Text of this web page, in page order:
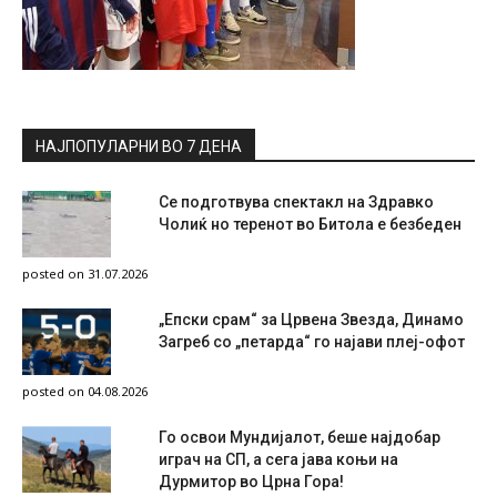
НАЈПОПУЛАРНИ ВО 7 ДЕНА
Се подготвува спектакл на Здравко
Чолиќ но теренот во Битола е безбеден
posted on 31.07.2026
„Епски срам“ за Црвена Звезда, Динамо
Загреб со „петарда“ го најави плеј-офот
posted on 04.08.2026
Го освои Мундијалот, беше најдобар
играч на СП, а сега јава коњи на
Дурмитор во Црна Гора!